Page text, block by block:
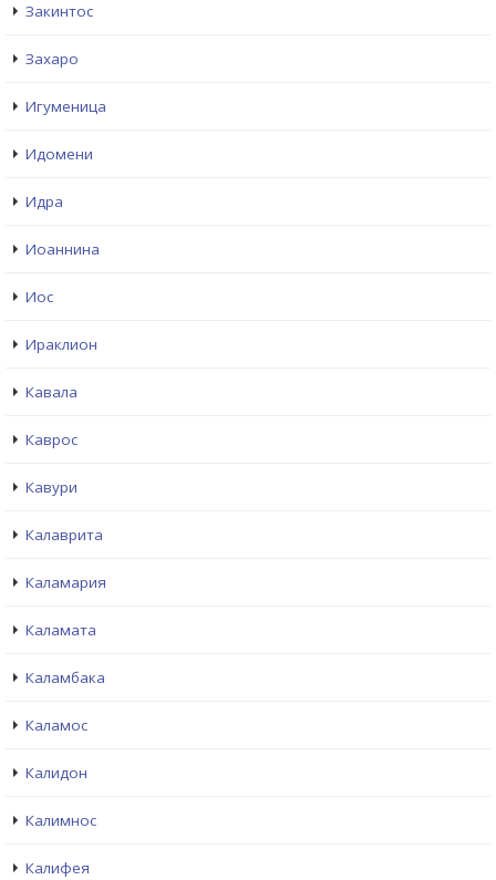
Закинтос
Захаро
Игуменица
Идомени
Идра
Иоаннина
Иос
Ираклион
Кавала
Каврос
Кавури
Калаврита
Каламария
Каламата
Каламбака
Каламос
Калидон
Калимнос
Калифея